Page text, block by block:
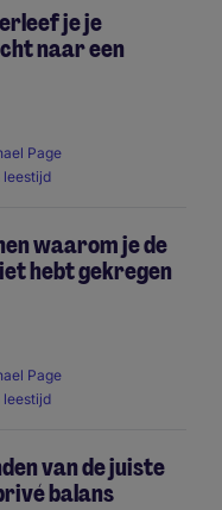
je je
naar een
Page
leestijd
waarom je de
hebt gekregen
Page
leestijd
van de juiste
balans